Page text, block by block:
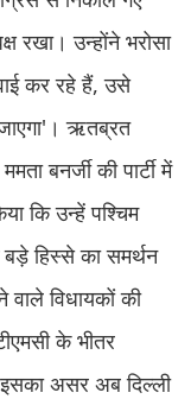
रखा। उन्होंने भरोसा
कर रहे हैं, उसे
ऋतब्रत
बनर्जी की पार्टी में
कि उन्हें पश्चिम
बड़े हिस्से का समर्थन
विधायकों की
के भीतर
असर अब दिल्ली